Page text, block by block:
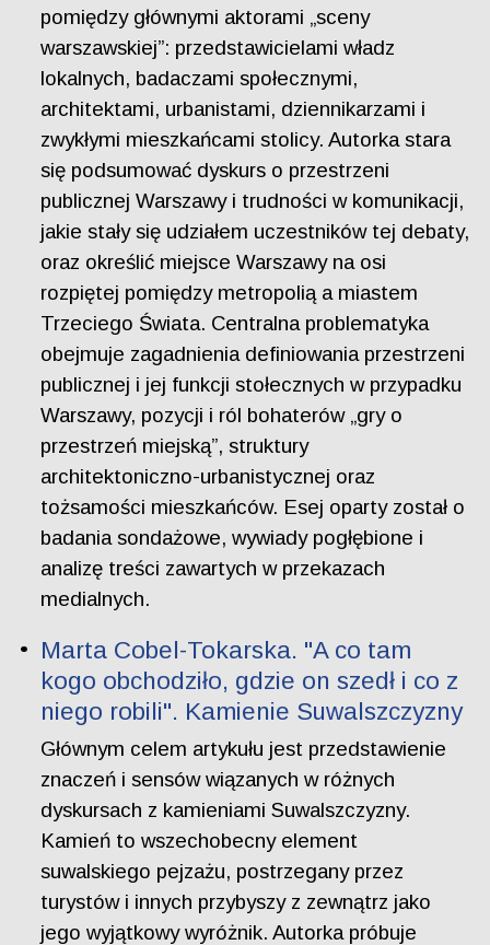
pomiędzy głównymi aktorami „sceny
warszawskiej”: przedstawicielami władz
lokalnych, badaczami społecznymi,
architektami, urbanistami, dziennikarzami i
zwykłymi mieszkańcami stolicy. Autorka stara
się podsumować dyskurs o przestrzeni
publicznej Warszawy i trudności w komunikacji,
jakie stały się udziałem uczestników tej debaty,
oraz określić miejsce Warszawy na osi
rozpiętej pomiędzy metropolią a miastem
Trzeciego Świata. Centralna problematyka
obejmuje zagadnienia definiowania przestrzeni
publicznej i jej funkcji stołecznych w przypadku
Warszawy, pozycji i ról bohaterów „gry o
przestrzeń miejską”, struktury
architektoniczno-urbanistycznej oraz
tożsamości mieszkańców. Esej oparty został o
badania sondażowe, wywiady pogłębione i
analizę treści zawartych w przekazach
medialnych.
Marta Cobel-Tokarska. "A co tam
kogo obchodziło, gdzie on szedł i co z
niego robili". Kamienie Suwalszczyzny
Głównym celem artykułu jest przedstawienie
znaczeń i sensów wiązanych w różnych
dyskursach z kamieniami Suwalszczyzny.
Kamień to wszechobecny element
suwalskiego pejzażu, postrzegany przez
turystów i innych przybyszy z zewnątrz jako
jego wyjątkowy wyróżnik. Autorka próbuje